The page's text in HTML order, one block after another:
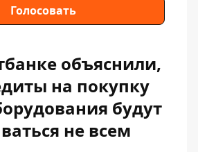
Голосовать
объяснили,
на покупку
будут
не всем